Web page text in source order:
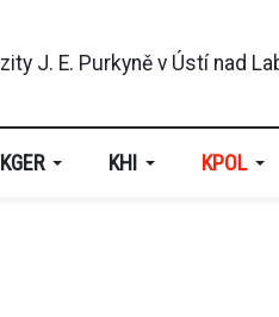
KGER KHI KPOL